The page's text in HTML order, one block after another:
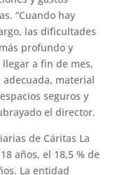
“Cuando hay
las dificultades
profundo y
a fin de mes,
material
seguros y
el director.
de Cáritas La
años, el 18,5 % de
La entidad